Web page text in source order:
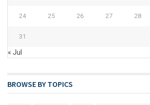
24 25 26 27 28
31
« Jul
BROWSE BY TOPICS